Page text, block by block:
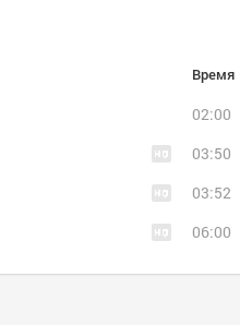
Время
02:00
03:50
03:52
06:00